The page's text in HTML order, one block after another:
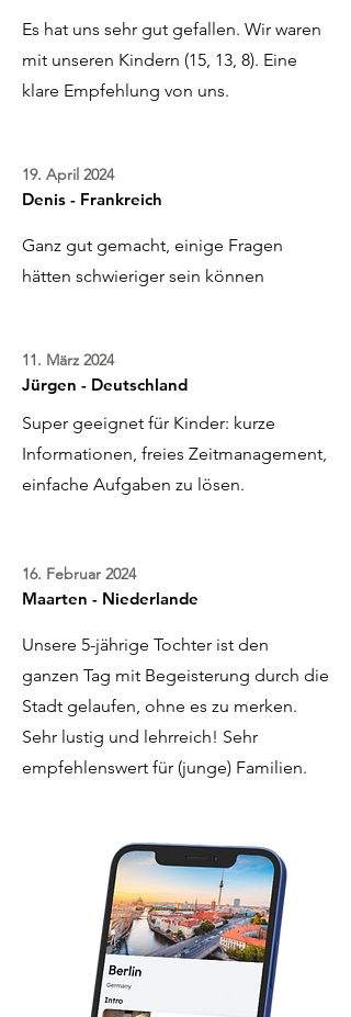
Es hat uns sehr gut gefallen. Wir waren
mit unseren Kindern (15, 13, 8). Eine
klare Empfehlung von uns.
19. April 2024
Denis - Frankreich
Ganz gut gemacht, einige Fragen
hätten schwieriger sein können
11. März 2024
Jürgen - Deutschland
Super geeignet für Kinder: kurze
Informationen, freies Zeitmanagement,
einfache Aufgaben zu lösen.
16. Februar 2024
Maarten - Niederlande
Unsere 5-jährige Tochter ist den
ganzen Tag mit Begeisterung durch die
Stadt gelaufen, ohne es zu merken.
Sehr lustig und lehrreich! Sehr
empfehlenswert für (junge) Familien.